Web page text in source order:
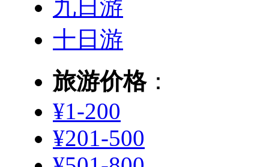
九日游
十日游
旅游价格：
¥1-200
¥201-500